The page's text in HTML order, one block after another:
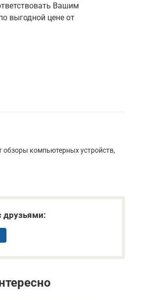
Вашим
выгодной цене от
обзоры компьютерных устройств,
друзьями: